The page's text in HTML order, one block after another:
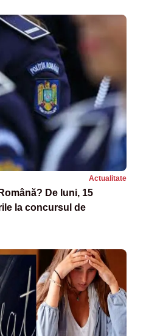
Actualitate
De luni, 15
la concursul de